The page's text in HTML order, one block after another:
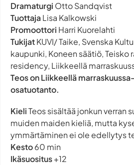
Dramaturgi Otto Sandqvist
TuottajaLisa Kalkowski
Promoottori Harri Kuorelahti
TukijatKUVI/ Taike, Svenska
kaupunki, Koneen säätiö, Teisko
residency, Liikkeellä
Teos on Liikkeellä
osatuotanto.
KieliTeos sisältää jonkun verran
muiden maiden kieliä, mutta
ymmärtäminen ei ole edellytys
Kesto60 min
Ikäsuositus+12